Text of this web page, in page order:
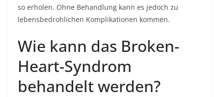
so erholen. Ohne Behandlung kann es jedoch zu
lebensbedrohlichen Komplikationen kommen.
Wie kann das Broken-
Heart-Syndrom
behandelt werden?